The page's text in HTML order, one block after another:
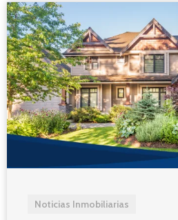
Noticias Inmobiliarias